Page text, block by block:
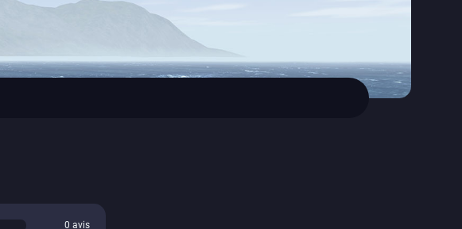
0 avis